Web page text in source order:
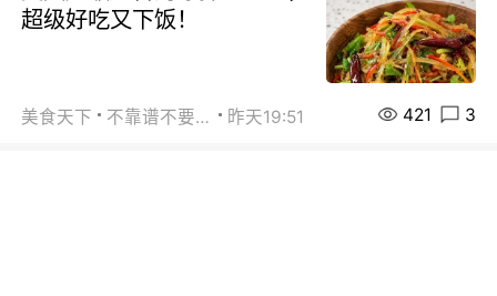
超级好吃又下饭！
美食天下 不靠谱不要联系 昨天19:51 421 3